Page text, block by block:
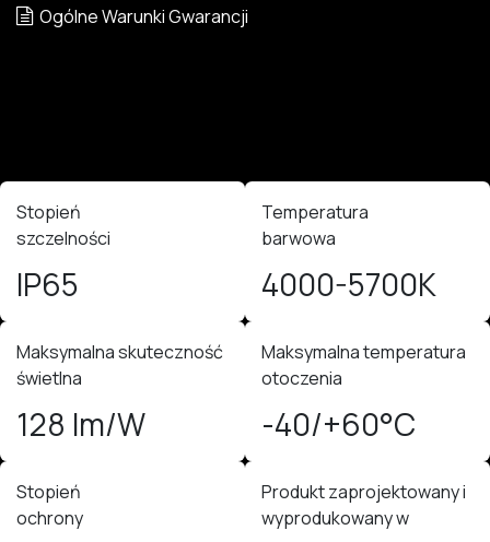
Ogólne Warunki Gwarancji
Stopień
szczelności
IP65
Temperatura
barwowa
4000-5700K
Maksymalna skuteczność
świetlna
128 lm/W
Maksymalna temperatura
otoczenia
-40/+60°C
Stopień
ochrony
Produkt zaprojektowany i
wyprodukowany w